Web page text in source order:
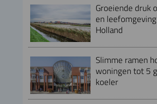
Groeiende druk
en
Holland
Slimme ramen
woningen tot 5
koeler